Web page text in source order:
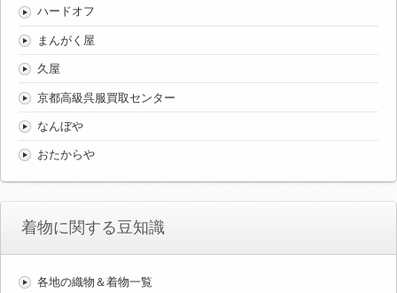
ハードオフ
まんがく屋
久屋
京都高級呉服買取センター
なんぼや
おたからや
着物に関する豆知識
各地の織物＆着物一覧